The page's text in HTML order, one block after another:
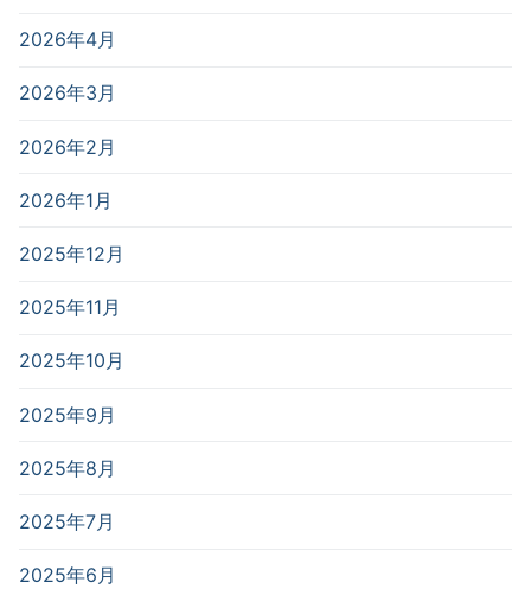
2026年4月
2026年3月
2026年2月
2026年1月
2025年12月
2025年11月
2025年10月
2025年9月
2025年8月
2025年7月
2025年6月